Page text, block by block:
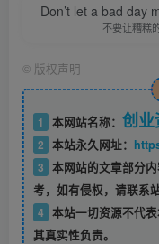
Don’t let a bad day
不要让糟糕
© 版权声明
1 本网站名称： 创业
2 本站永久网址：
3 本网站的文章部分
考，如有侵权，请联系
4 本站一切资源不代
其真实性负责。